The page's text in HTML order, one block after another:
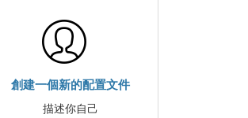
創建一個新的配置文件
描述你自己